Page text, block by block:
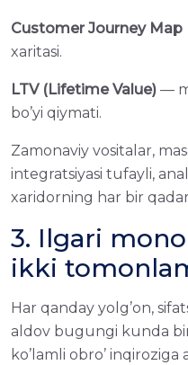
Customer Journey Map
xaritasi.
LTV (Lifetime Value) —
bo’yi qiymati.
Zamonaviy vositalar,
integratsiyasi tufayli,
xaridorning har bir
3. Ilgari
ikki
Har qanday yolg’on,
aldov bugungi kunda
ko’lamli obro’